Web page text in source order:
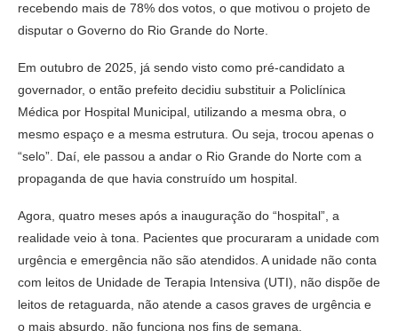
recebendo mais de 78% dos votos, o que motivou o projeto de
disputar o Governo do Rio Grande do Norte.
Em outubro de 2025, já sendo visto como pré-candidato a
governador, o então prefeito decidiu substituir a Policlínica
Médica por Hospital Municipal, utilizando a mesma obra, o
mesmo espaço e a mesma estrutura. Ou seja, trocou apenas o
“selo”. Daí, ele passou a andar o Rio Grande do Norte com a
propaganda de que havia construído um hospital.
Agora, quatro meses após a inauguração do “hospital”, a
realidade veio à tona. Pacientes que procuraram a unidade com
urgência e emergência não são atendidos. A unidade não conta
com leitos de Unidade de Terapia Intensiva (UTI), não dispõe de
leitos de retaguarda, não atende a casos graves de urgência e
o mais absurdo, não funciona nos fins de semana.